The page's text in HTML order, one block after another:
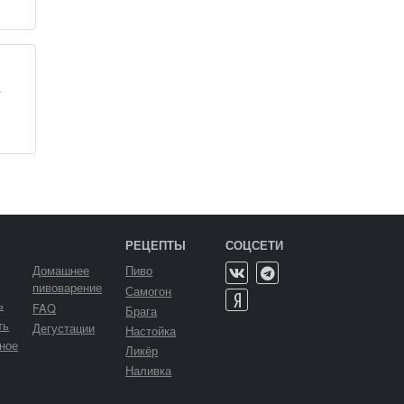
Домашнее
пивоварение
FAQ
Дегустации
РЕЦЕПТЫ
Пиво
Самогон
Брага
Настойка
Ликёр
Наливка
СОЦСЕТИ